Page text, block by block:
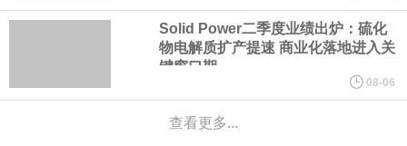
瑞士7月季调后失业率 3.1%，预期 3.1%，前值 3.1%。瑞士7月未
商品期货收盘，黄金连续涨3.44%，焦炭连续涨2.72%，铁矿石连续
Solid Power二季度业绩出炉：硫化
物电解质扩产提速 商业化落地进入关
键窗口期
08-06
查看更多...